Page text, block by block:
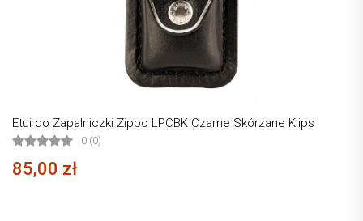
Etui do Zapalniczki Zippo LPCBK Czarne Skórzane Klips
0 (0)
85,00 zł